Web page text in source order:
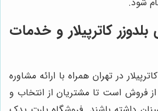
کاترپیلار و خدمات
در تهران همراه با ارائه مشاوره
است تا مشتریان از انتخاب و